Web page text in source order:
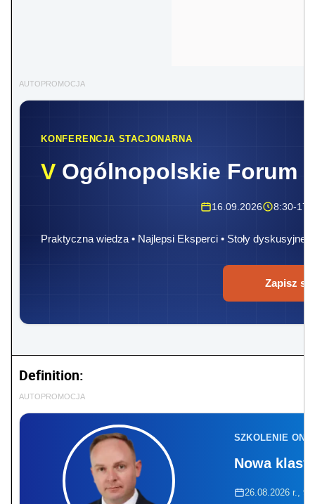
AUTOPROMOCJA
KONFERENCJA STACJONARNA
V Ogólnopolskie Forum
16.09.2026 8:30-
Praktyczna wiedza • Najlepsi Eksperci • Stoły dyskusyjne
Zapisz się
Definition:
AUTOPROMOCJA
SZKOLENIE
Nowa
26.08.2026 r.,